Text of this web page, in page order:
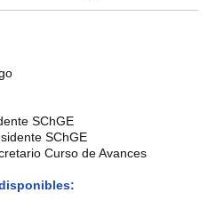
SChGE
SChGE
Curso de Avances